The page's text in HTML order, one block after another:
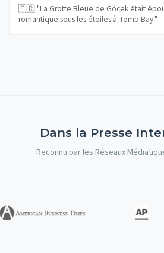
🇫🇷 "La Grotte Bleue de Göcek était
romantique sous les étoiles à Tomb Bay."
Dans la Presse
Reconnu par les Réseaux